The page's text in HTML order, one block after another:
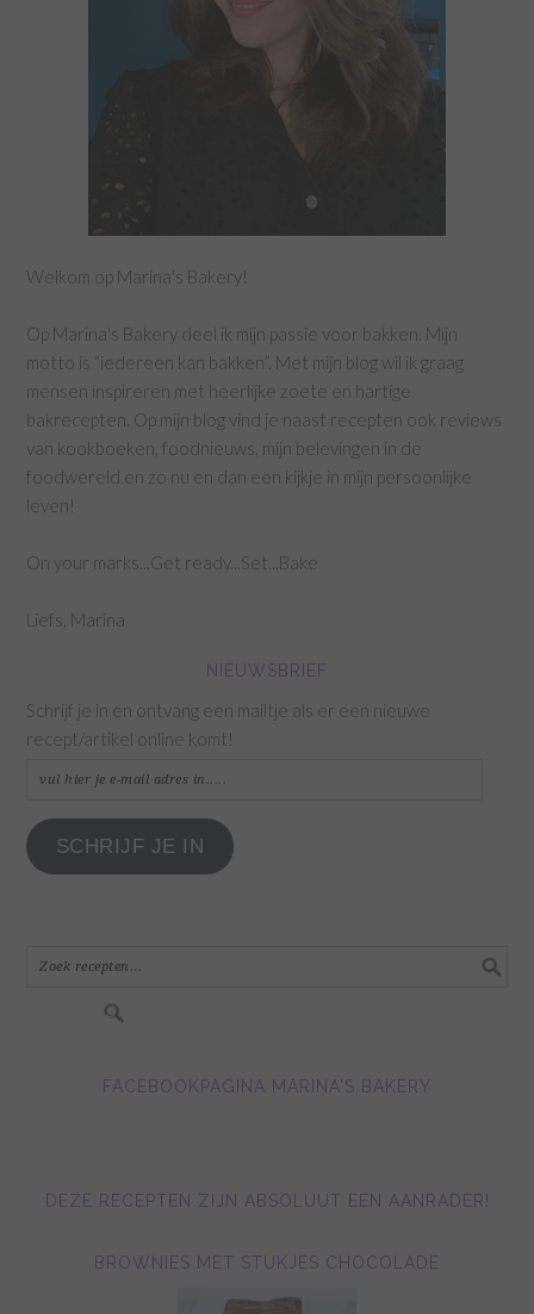
Welkom op Marina's Bakery!
Op Marina's Bakery deel ik mijn passie voor bakken. Mijn
motto is “iedereen kan bakken”. Met mijn blog wil ik graag
mensen inspireren met heerlijke zoete en hartige
bakrecepten. Op mijn blog vind je naast recepten ook reviews
van kookboeken, foodnieuws, mijn belevingen in de
foodwereld en zo nu en dan een kijkje in mijn persoonlijke
leven!
On your marks...Get ready...Set...Bake
Liefs, Marina
NIEUWSBRIEF
Schrijf je in en ontvang een mailtje als er een nieuwe
recept/artikel online komt!
vul
je
e-
SCHRIJF JE IN
FACEBOOKPAGINA MARINA'S BAKERY
DEZE RECEPTEN ZIJN ABSOLUUT EEN AANRADER!
BROWNIES MET STUKJES CHOCOLADE